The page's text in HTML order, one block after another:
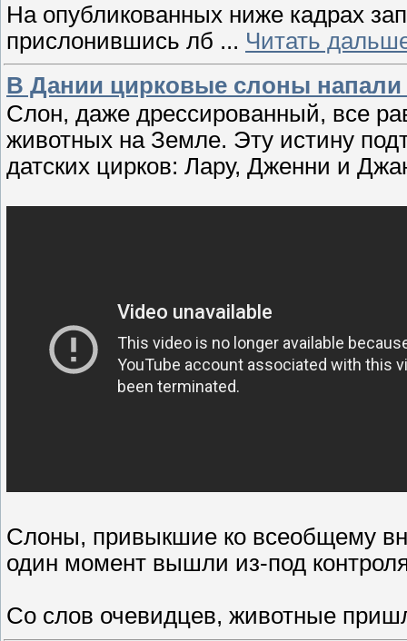
На опубликованных ниже кадрах
прислонившись лб ... Читать
В Дании цирковые слоны
Слон, даже дрессированный, все
животных на Земле. Эту истину
датских цирков: Лару, Дженни и
Слоны, привыкшие ко всеобщему
один момент вышли из-под
Со слов очевидцев, животные